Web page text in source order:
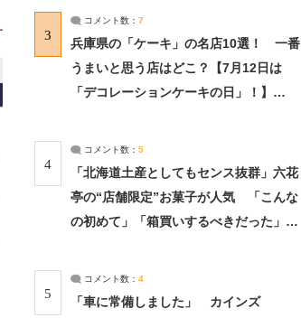
3
コメント数： 7
兵庫県の「ケーキ」の名店10選！ 一番
うまいと思う店はどこ？【7月12日は
「デコレーションケーキの日」！】
4
コメント数： 5
「北海道土産としてもセンス抜群」六花
亭の“店舗限定”お菓子が人気 「こんな
の初めて」「箱買いするべきだった」
5
コメント数： 4
「車に常備しました」 カインズ